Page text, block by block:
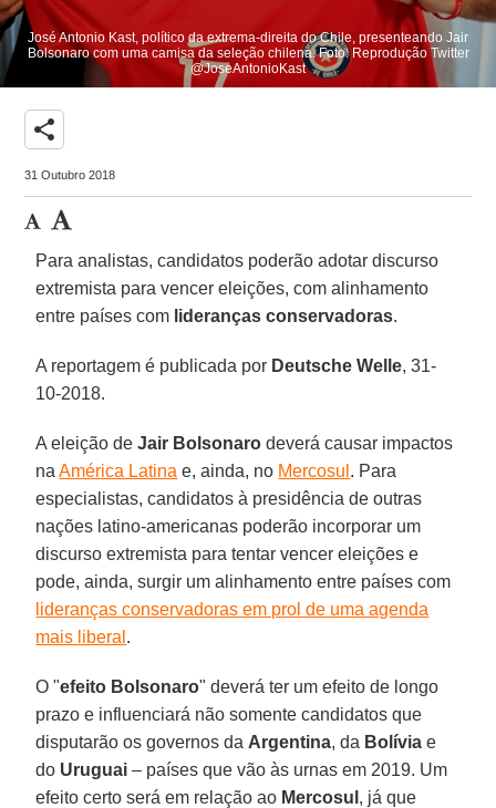
José Antonio Kast, político da extrema-direita do Chile, presenteando Jair
Bolsonaro com uma camisa da seleção chilena. Foto: Reprodução Twitter
@JoseAntonioKast
share
31 Outubro 2018
Para analistas, candidatos poderão adotar discurso
extremista para vencer eleições, com alinhamento
entre países com lideranças conservadoras.
A reportagem é publicada por Deutsche Welle, 31-
10-2018.
A eleição deJair Bolsonaro deverá causar impactos
naAmérica Latina e, ainda, no Mercosul . Para
especialistas, candidatos à presidência de outras
nações latino-americanas poderão incorporar um
discurso extremista para tentar vencer eleições e
pode, ainda, surgir um alinhamento entre países com
lideranças conservadoras em prol de uma agenda
mais liberal .
O "efeito Bolsonaro" deverá ter um efeito de longo
prazo e influenciará não somente candidatos que
disputarão os governos da Argentina, da Bolívia e
do Uruguai – países que vão às urnas em 2019. Um
efeito certo será em relação ao Mercosul , já que